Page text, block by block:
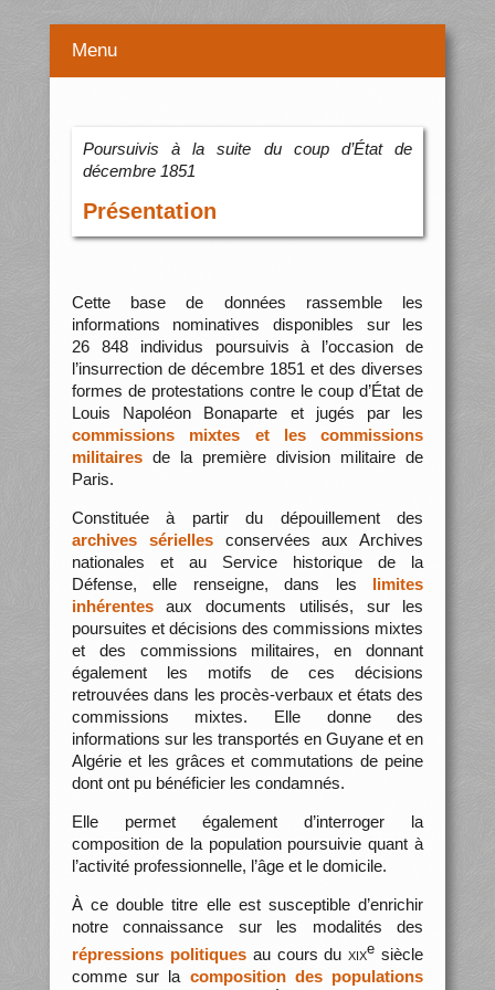
Menu
Poursuivis à la suite du coup d’État de
décembre 1851
Présentation
Cette base de données rassemble les
informations nominatives disponibles sur les
26 848 individus poursuivis à l’occasion de
l’insurrection de décembre 1851 et des diverses
formes de protestations contre le coup d’État de
Louis Napoléon Bonaparte et jugés par les
commissions mixtes et les commissions
militairesde la première division militaire de
Paris.
Constituée à partir du dépouillement des
archives sérielles conservées aux Archives
nationales et au Service historique de la
Défense, elle renseigne, dans les limites
inhérentesaux documents utilisés, sur les
poursuites et décisions des commissions mixtes
et des commissions militaires, en donnant
également les motifs de ces décisions
retrouvées dans les procès-verbaux et états des
commissions mixtes. Elle donne des
informations sur les transportés en Guyane et en
Algérie et les grâces et commutations de peine
dont ont pu bénéficier les condamnés.
Elle permet également d’interroger la
composition de la population poursuivie quant à
l’activité professionnelle, l’âge et le domicile.
À ce double titre elle est susceptible d’enrichir
notre connaissance sur les modalités des
répressions politiques au cours duxixe siècle
comme sur la composition des populations